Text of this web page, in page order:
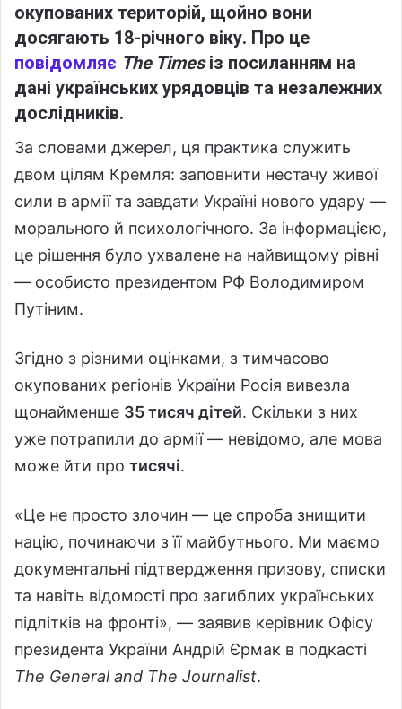
окупованих територій, щойно вони
досягають 18-річного віку. Про це
повідомляє The Timesіз посиланням на
дані українських урядовців та незалежних
дослідників.
За словами джерел, ця практика служить
двом цілям Кремля: заповнити нестачу живої
сили в армії та завдати Україні нового удару —
морального й психологічного. За інформацією,
це рішення було ухвалене на найвищому рівні
— особисто президентом РФ Володимиром
Путіним.
Згідно з різними оцінками, з тимчасово
окупованих регіонів України Росія вивезла
щонайменше 35 тисяч дітей. Скільки з них
уже потрапили до армії — невідомо, але мова
може йти про тисячі.
«Це не просто злочин — це спроба знищити
націю, починаючи з її майбутнього. Ми маємо
документальні підтвердження призову, списки
та навіть відомості про загиблих українських
підлітків на фронті», — заявив керівник Офісу
президента України Андрій Єрмак в подкасті
The General and The Journalist.